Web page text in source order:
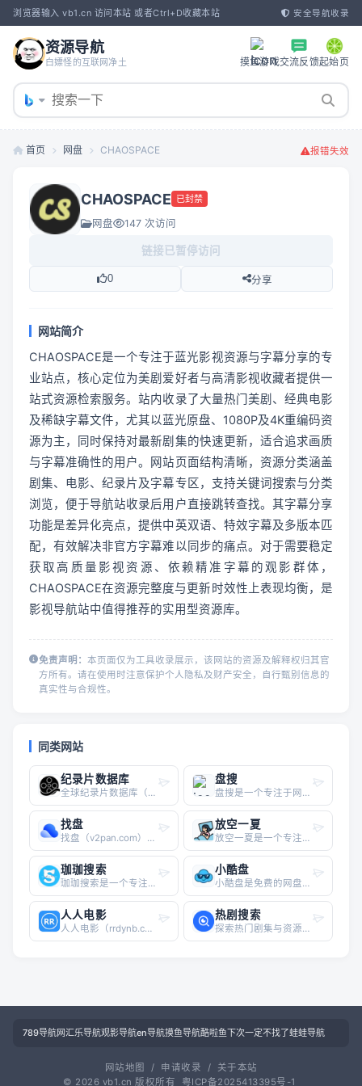
浏览器输入 vb1.cn 访问本站 或者Ctrl+D收藏本站 安全导航收录
资源导航
白嫖怪的互联网净土 摸鱼游戏交流反馈起始页
首页 网盘 CHAOSPACE 报错失效
CHAOSPACE 已封禁
网盘 147 次访问
链接已暂停访问
0 分享
网站简介
CHAOSPACE是一个专注于蓝光影视资源与字幕分享的专
业站点，核心定位为美剧爱好者与高清影视收藏者提供一
站式资源检索服务。站内收录了大量热门美剧、经典电影
及稀缺字幕文件，尤其以蓝光原盘、1080P及4K重编码资
源为主，同时保持对最新剧集的快速更新，适合追求画质
与字幕准确性的用户。网站页面结构清晰，资源分类涵盖
剧集、电影、纪录片及字幕专区，支持关键词搜索与分类
浏览，便于导航站收录后用户直接跳转查找。其字幕分享
功能是差异化亮点，提供中英双语、特效字幕及多版本匹
配，有效解决非官方字幕难以同步的痛点。对于需要稳定
获取高质量影视资源、依赖精准字幕的观影群体，
CHAOSPACE在资源完整度与更新时效性上表现均衡，是
影视导航站中值得推荐的实用型资源库。
免责声明： 本页面仅为工具收录展示，该网站的资源及解释权归其官
方所有。请在使用时注意保护个人隐私及财产安全，自行甄别信息的
真实性与合规性。
同类网站
纪录片数据库
全球纪录片数据库（docu-lib.com）是一个专注于纪录片资源检索与管理的垂直平台，面向深度纪录片爱好者、研究者及教育工作者。该网站的核心功能在于提供跨主题、跨年代的纪录片搜索与下载入口，用户可通过关键词、导演、年份或主题标签快速定位目标作品。与通用视频平台不同，该站点强调“管理”属性，允许用户构建个人纪录片收藏列表，便于后续观看与学习整理。网站收录内容涵盖自然科学、历史人文、社会纪实、科技探索等主流纪录片分类，同时支持中英文双语检索，适合需要系统化获取纪录片资源的用户。对于导航站而言，该站点填补了“纪录片专用工具型网站”的空白，尤其适合与学术资源站、影视数据库、在线教育平台并列收录。其长尾价值体现在“纪录片资源整理”“高清纪录片下载导航”“纪录片分类检索工具”等搜索场景中。整体功能聚焦、无冗余广告，界面以搜索框与分类目录为主，符合效率型导航站的收录标准。
盘搜
盘搜是一个专注于网盘资源搜索的实用工具网站，主要面向需要快速查找百度网盘、夸克网盘、迅雷云盘等平台存储内容的用户。其核心功能在于整合多个网盘平台的公开资源，提供一站式的搜索入口，帮助用户高效定位影视、学习资料、软件安装包等文件。相比传统搜索引擎，盘搜直接过滤掉无关网页，直接展示网盘内的有效链接，减少了“找到资源却无法下载”的无效操作。 从实际体验来看，盘搜的搜索结果以列表形式呈现，包含资源标题、文件大小、分享时间等关键信息，部分结果还附带提取码，方便直接转存或下载。对于需要批量查找考研资料、行业文档或热门影视剧的用户来说，这种“去中介化”的搜索方式能显著提升效率。同时，网站界面简洁无冗余广告，加载速度较快，没有强制注册或付费墙，降低了使用门槛。 需要注意的是，网盘资源搜索本身依赖于第三方分享的公开性，因此部分链接可能存在失效风险，建议用户优先选择更新时间较近的结果。总体而言，盘搜适合作为日常资源检索的辅助工具，尤其适合学生、职场人士以及影视爱好者，在无法通过常规搜索引擎直接获取文件时，可以尝试通过该网站进行补充搜索。如果你经常需要从多个网盘平台查找内容，不妨将其加入收藏夹备用。
找盘
找盘（v2pan.com）是一个专注于网盘资源检索的免费搜索引擎，核心功能是帮助用户快速定位存储在各大网盘中的文件。与传统的资源站不同，找盘不直接存储文件，而是通过聚合索引技术，实时抓取百度网盘、阿里云盘等主流平台的公开分享链接，实现“搜即所得”的体验。用户只需输入关键词，即可筛选出文档、视频、软件、压缩包等多类型资源，并直接跳转至原始网盘页面下载。其界面简洁，无冗余广告，搜索响应速度快，适合需要批量查找学习资料、工作模板、影视资源或电子书的用户。对于导航站收录而言，找盘填补了“网盘搜索引擎”这一垂直需求，尤其适合与云盘工具、资源下载类站点形成互补。建议导航站将其归类于“资源搜索”或“云盘工具”栏目，并搭配“免费网盘资源搜索”“阿里云盘资源查找”“百度网盘文件检索”等长尾标签，以覆盖用户从“找资源”到“下载”的完整行为链。整体而言，找盘解决了分散网盘资源难以统一检索的痛点，是一个实用且轻量的工具型站点。
放空一夏
放空一夏是一个专注于广播剧资源检索的垂直搜索工具，核心功能是支持夸克云盘内广播剧资源的全文检索。用户无需注册即可直接搜索，快速定位包含都市、校园、青春、悬疑、古风、现代、职场、玄幻、种田、科幻等主流题材的免费广播剧内容。平台不直接提供音频文件，而是通过索引云盘分享链接，帮助用户高效找到已上传的广播剧资源。对于喜欢听广播剧但苦于资源分散、搜索效率低的用户而言，放空一夏能够显著减少在多个平台间反复查找的时间成本。其界面简洁，搜索响应快，适合作为广播剧爱好者的日常检索工具。导航站收录该站点时，可重点突出“广播剧搜索工具”“夸克云盘资源检索”“免费广播剧资源导航”等长尾关键词，便于目标用户通过搜索场景发现并收藏该工具。
珈珈搜索
珈珈搜索是一个专注于4K高清影视与网盘资源聚合的垂直搜索引擎，用户可通过单一入口同步检索夸克网盘、百度网盘、迅雷网盘、阿里云盘、UC网盘等主流云存储平台。其核心优势在于打破平台壁垒，避免用户在多个网盘间反复切换，大幅提升找资源效率。针对影视爱好者、资源收藏者等精准人群，珈珈搜索特别强化了对4K、蓝光原盘、高码率视频的索引能力，搜索结果可直接跳转至对应网盘页面，省去站外二次搜索的繁琐。平台界面简洁无广告，支持关键词模糊匹配与分类筛选，适合导航站作为“网盘资源聚合工具”类目收录。对于需要快速定位高清电影、纪录片、电视剧或学习资料的网民而言，珈珈搜索提供了一条直达网盘资源的快捷路径，尤其适合搭配夸克网盘、阿里云盘等不限速网盘使用，整体体验优于传统泛搜索工具的网盘结果聚合。
小酷盘
小酷盘是免费的网盘资源搜索引擎，支持百度网盘、夸克网盘、UC网盘、迅雷云盘、阿里云盘等多个平台的资源搜索，无需登录注册，一键获取资源链接，快速找到电影、电视剧、软件、文档等网盘资源。
人人电影
人人电影（rrdynb.com）是一个专注于影视资源聚合与下载的在线平台，主要提供电影、韩剧、美剧、日剧等高清资源的迅雷下载、百度云盘及阿里网盘链接。网站内容覆盖国内外热门影视作品，包括最新院线大片、经典老片以及各类剧集，资源更新频率较高，能够满足不同用户对影视资源获取的需求。 该站界面简洁，分类清晰，用户可按照“电影”、“电视剧”、“综艺”、“动漫”等板块快速定位目标内容。每个资源页面通常附带简要剧情介绍、分辨率标注及文件大小信息，便于用户判断是否适合自身设备与网络环境。对于习惯使用网盘离线下载或迅雷批量下载的用户来说，人人电影提供的直链与网盘链接整合方式较为实用。 需要注意的是，该网站属于非官方影视资源聚合站点，所提供的资源链接均来自第三方存储或分享渠道，平台本身不直接存储内容。因此，在收录至导航站时，建议标注为“影视资源导航类站点”，并提醒用户注意版权风险与网络安全。整体而言，人人电影适合作为影视爱好者查找下载链接的补充工具，尤其适合偏好网盘或迅雷下载的用户群体。
热剧搜索
探索热门剧集与资源，尽在热剧搜索！我们提供业界领先的网盘搜索服务，一站式满足您的各类资源需求。无论是考研资料、最新影视、动漫全集、高清视频、精选图书、实用软件还是各类文档，热剧搜索都能为您带来每日更新的千万级云盘资源。关注我们，享受互联网优质资源的高效传递，让每一次搜索都充满惊喜！
789导航网汇乐导航观影导航en导航摸鱼导航酷啦鱼下次一定不找了蛙蛙导航
网站地图 / 申请收录 /
关于本站
© 2026 vb1.cn 版权所有
粤ICP备2025413395号-1